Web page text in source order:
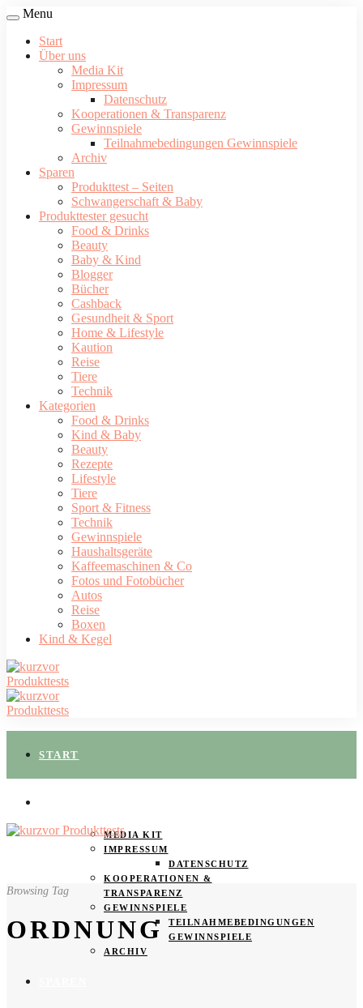
Menu
Start
Über uns
Media Kit
Impressum
Datenschutz
Kooperationen & Transparenz
Gewinnspiele
Teilnahmebedingungen Gewinnspiele
Archiv
Sparen
Produkttest – Seiten
Schwangerschaft & Baby
Produkttester gesucht
Food & Drinks
Beauty
Baby & Kind
Blogger
Bücher
Cashback
Gesundheit & Sport
Home & Lifestyle
Kaution
Reise
Tiere
Technik
Kategorien
Food & Drinks
Kind & Baby
Beauty
Rezepte
Lifestyle
Tiere
Sport & Fitness
Technik
Gewinnspiele
Haushaltsgeräte
Kaffeemaschinen & Co
Fotos und Fotobücher
Autos
Reise
Boxen
Kind & Kegel
START
MEDIA KIT
IMPRESSUM
DATENSCHUTZ
KOOPERATIONEN &
TRANSPARENZ
GEWINNSPIELE
TEILNAHMEBEDINGUNGEN
GEWINNSPIELE
ARCHIV
Browsing Tag
ORDNUNG